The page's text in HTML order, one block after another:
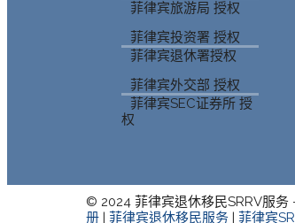
菲律宾旅游局 授权
菲律宾投资署 授权
菲律宾退休署授权
菲律宾外交部 授权
菲律宾SEC证券所 授
权
© 2024 菲律宾退休移民SRRV服务
册 | 菲律宾退休移民服务 | 菲律宾